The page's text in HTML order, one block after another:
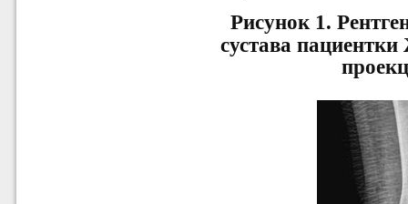
Рисунок 1.
сустава